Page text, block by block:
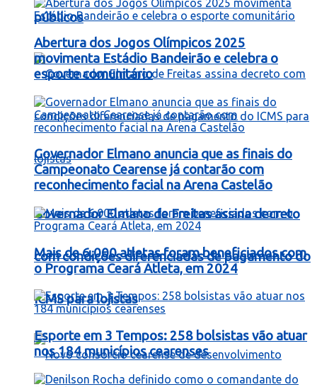
públicos
Governador Elmano de Freitas assina decreto
com condições diferenciadas de pagamento do
ICMS para lojistas
Abertura dos Jogos Olímpicos 2025
movimenta Estádio Bandeirão e celebra o
esporte comunitário
Governador Elmano anuncia que as finais do
Campeonato Cearense já contarão com
reconhecimento facial na Arena Castelão
Mais de 6.000 atletas foram beneficiados com
o Programa Ceará Atleta, em 2024
Esporte em 3 Tempos: 258 bolsistas vão atuar
nos 184 municípios cearenses